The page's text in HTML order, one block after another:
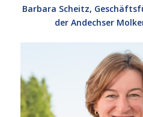
Barbara Scheitz,
der Andechser